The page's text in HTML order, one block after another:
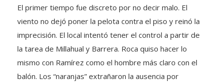
El primer tiempo fue discreto por no decir malo. El
viento no dejó poner la pelota contra el piso y reinó la
imprecisión. El local intentó tener el control a partir de
la tarea de Millahual y Barrera. Roca quiso hacer lo
mismo con Ramírez como el hombre más claro con el
balón. Los “naranjas” extrañaron la ausencia por